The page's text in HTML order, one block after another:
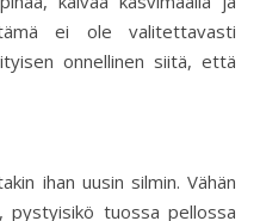
ei ole valitettavasti
onnellinen siitä, että
ihan uusin silmin. Vähän
pystyisikö tuossa pellossa